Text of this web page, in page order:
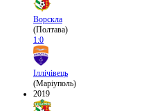
Ворскла
(Полтава)
1:0
Іллічівець
(Маріуполь)
2019